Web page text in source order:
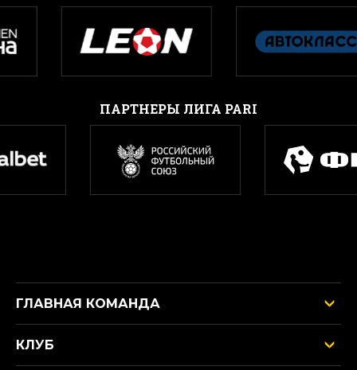
ПАРТНЕРЫ ЛИГА PARI
ГЛАВНАЯ КОМАНДА
КЛУБ